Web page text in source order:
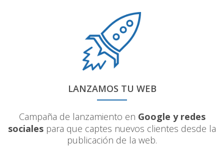
LANZAMOS TU WEB
Campaña de lanzamiento en Google y redes
sociales para que captes nuevos clientes desde la
publicación de la web.